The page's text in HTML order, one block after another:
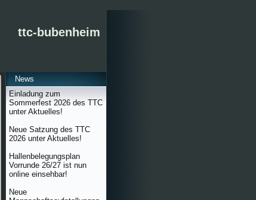
ttc-bubenheim
News
Einladung zum
Sommerfest 2026 des TTC
unter Aktuelles!
Neue Satzung des TTC
2026 unter Aktuelles!
Hallenbelegungsplan
Vorrunde 26/27 ist nun
online einsehbar!
Neue